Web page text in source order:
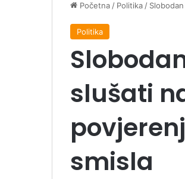
Početna / Politika /
Politika
slušati
smisla